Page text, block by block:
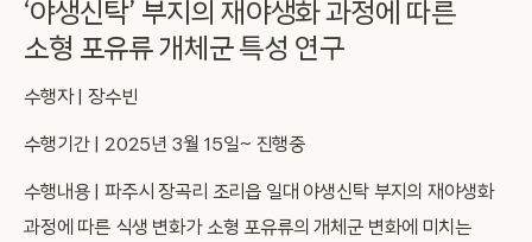
‘야생신탁’ 부지의 재야생화 과정에 따른
소형 포유류 개체군 특성 연구
수행자 | 장수빈
수행기간 | 2025년 3월 15일~ 진행중
수행내용 | 파주시 장곡리 조리읍 일대 야생신탁 부지의 재야생화
과정에 따른 식생 변화가 소형 포유류의 개체군 변화에 미치는